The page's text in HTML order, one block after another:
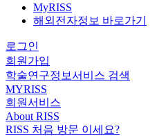
MyRISS
해외전자정보 바로가기
로그인
회원가입
학술연구정보서비스 검색
MYRISS
회원서비스
About RISS
RISS 처음 방문 이세요?